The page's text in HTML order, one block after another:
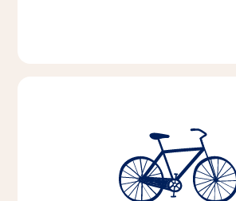
Job-Fahrrad
Seit 2020 bieten wir allen